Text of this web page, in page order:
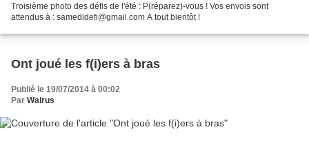
Troisième photo des défis de l'été : P(réparez)-vous ! Vos envois sont
attendus à : samedidefi@gmail.com A tout bientôt !
Ont joué les f(i)ers à bras
Publié le 19/07/2014 à 00:02
Par Walrus